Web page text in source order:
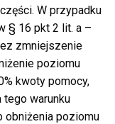
W przypadku
§ 16 pkt 2 lit. a –
zmniejszenie
poziomu
kwoty pomocy,
tego warunku
obniżenia poziomu